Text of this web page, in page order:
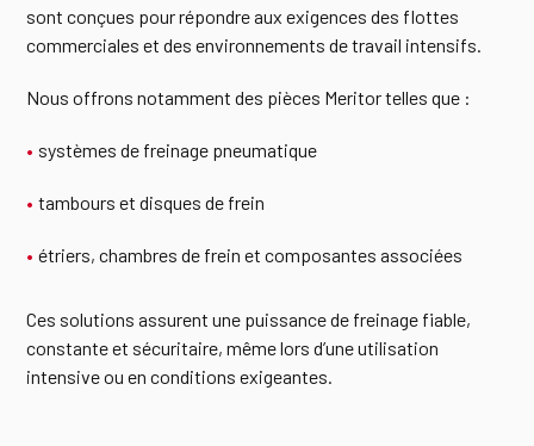
sont conçues pour répondre aux exigences des flottes
commerciales et des environnements de travail intensifs.
Nous offrons notamment des pièces Meritor telles que :
systèmes de freinage pneumatique
tambours et disques de frein
étriers, chambres de frein et composantes associées
Ces solutions assurent une puissance de freinage fiable,
constante et sécuritaire, même lors d’une utilisation
intensive ou en conditions exigeantes.